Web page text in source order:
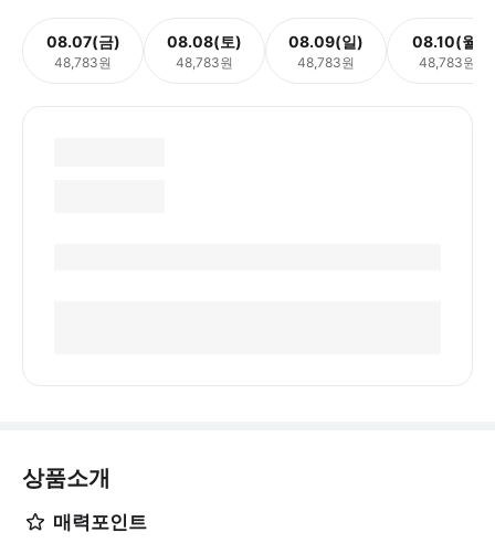
08.07(금)
48,783원
08.08(토)
48,783원
08.09(일)
48,783원
08.10(월)
48,783원
상품소개
매력포인트